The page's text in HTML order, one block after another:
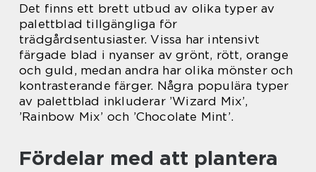
Det finns ett brett utbud av olika typer av
palettblad tillgängliga för
trädgårdsentusiaster. Vissa har intensivt
färgade blad i nyanser av grönt, rött, orange
och guld, medan andra har olika mönster och
kontrasterande färger. Några populära typer
av palettblad inkluderar ’Wizard Mix’,
’Rainbow Mix’ och ’Chocolate Mint’.
Fördelar med att plantera